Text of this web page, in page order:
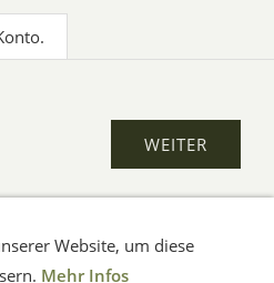
Verbraucherhinweise
Hilfe
Website, um diese
Mehr Infos